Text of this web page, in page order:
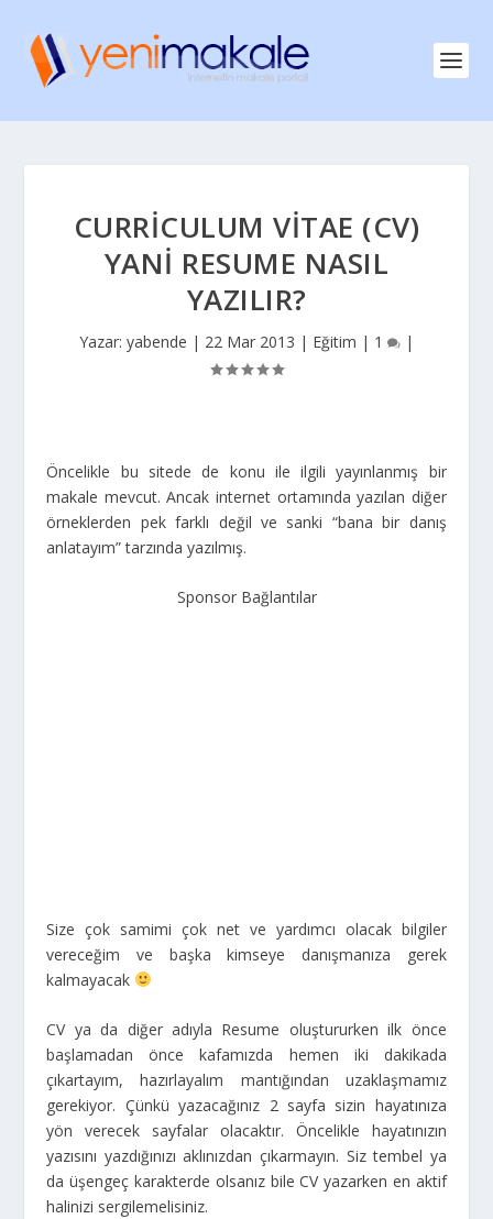
CURRICULUM VITAE (CV)
YANI RESUME NASIL
YAZILIR?
Yazar: yabende | 22 Mar 2013 | Eğitim | 1 |
Öncelikle bu sitede de konu ile ilgili yayınlanmış bir
makale mevcut. Ancak internet ortamında yazılan diğer
örneklerden pek farklı değil ve sanki “bana bir danış
anlatayım” tarzında yazılmış.
Sponsor Bağlantılar
Size çok samimi çok net ve yardımcı olacak bilgiler
vereceğim ve başka kimseye danışmanıza gerek
kalmayacak
CV ya da diğer adıyla Resume oluştururken ilk önce
başlamadan önce kafamızda hemen iki dakikada
çıkartayım, hazırlayalım mantığından uzaklaşmamız
gerekiyor. Çünkü yazacağınız 2 sayfa sizin hayatınıza
yön verecek sayfalar olacaktır. Öncelikle hayatınızın
yazısını yazdığınızı aklınızdan çıkarmayın. Siz tembel ya
da üşengeç karakterde olsanız bile CV yazarken en aktif
halinizi sergilemelisiniz.